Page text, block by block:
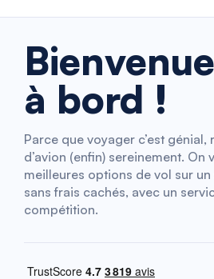
Bienvenue
à bord !
Parce que voyager c’est génial,
d’avion (enfin) sereinement. On
meilleures options de vol sur
sans frais cachés, avec un
compétition.